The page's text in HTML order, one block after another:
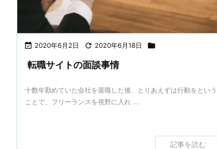
 2020年6月2日  2020年6月18日 
転職サイトの面談事情
十数年勤めていた会社を退職した後、とりあえずは行動をという
ことで、フリーランスを視野に入れ ...
記事を読む